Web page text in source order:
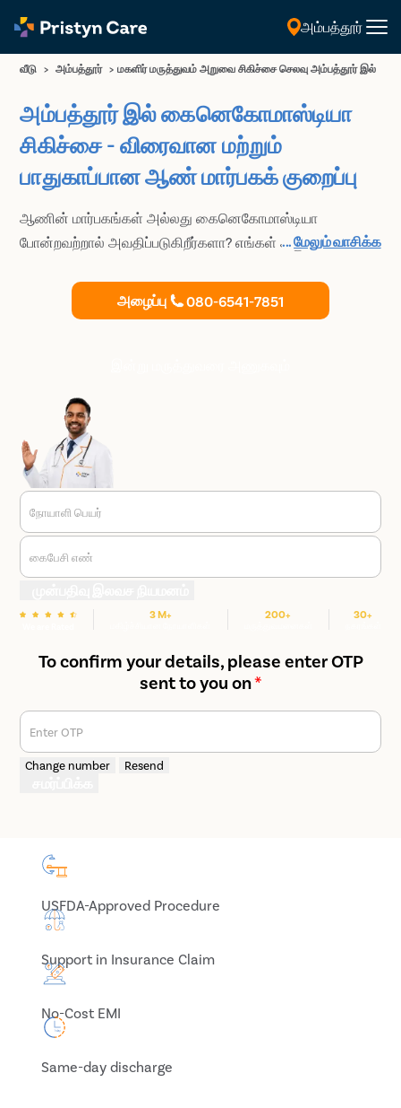
தமிழ்
அம்பத்தூர்
வீடு > அம்பத்தூர் > மகளிர் மருத்துவம் அறுவை சிகிச்சை செலவு அம்பத்தூர் இல்
அம்பத்தூர் இல் கைனெகோமாஸ்டியா
சிகிச்சை - விரைவான மற்றும்
பாதுகாப்பான ஆண் மார்பகக் குறைப்பு
ஆணின் மார்பகங்கள் அல்லது கைனெகோமாஸ்டியா
போன்றவற்றால் அவதிப்படுகிறீர்களா? எங்கள் அனுபவம்
ஆலோசிக்கவும் அம்பத்தூர் இல். யுஎஸ்எஃப்டிஏ-
அங்கீகரிக்கப்பட்ட, மேம்பட்ட மற்றும் பயனுள்ள
...மேலும் வாசிக்க
அழைப்பு 080-6541-7851
நோயாளி பெயர்
கைபேசி எண்
3 M+ 200+ 30+
To confirm your details, please enter OTP
sent to you on*
Enter OTP
Change number Resend
USFDA-Approved Procedure
Support in Insurance Claim
No-Cost EMI
Same-day discharge